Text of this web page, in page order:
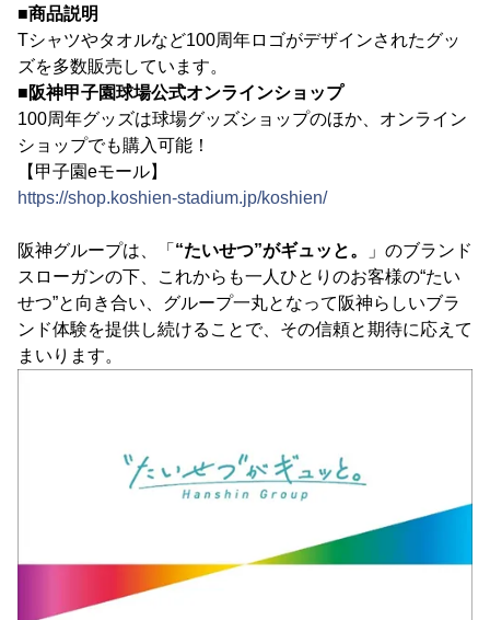
■商品説明
Tシャツやタオルなど100周年ロゴがデザインされたグッ
ズを多数販売しています。
■阪神甲子園球場公式オンラインショップ
100周年グッズは球場グッズショップのほか、オンライン
ショップでも購入可能！
【甲子園eモール】
https://shop.koshien-stadium.jp/koshien/
阪神グループは、「 “たいせつ”がギュッと。
」のブランド
スローガンの下、これからも一人ひとりのお客様の“たい
せつ”と向き合い、グループ一丸となって阪神らしいブラ
ンド体験を提供し続けることで、その信頼と期待に応えて
まいります。